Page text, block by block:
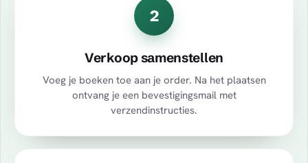
2
Verkoop samenstellen
Voeg je boeken toe aan je order. Na het plaatsen
ontvang je een bevestigingsmail met
verzendinstructies.